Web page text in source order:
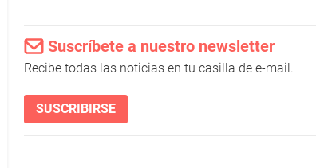
Suscríbete a nuestro newsletter
Recibe todas las noticias en tu casilla de e-mail.
SUSCRIBIRSE